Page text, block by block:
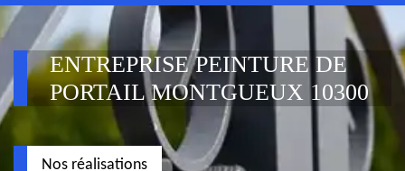
ENTREPRISE PEINTURE DE
PORTAIL MONTGUEUX 10300
Nos réalisations